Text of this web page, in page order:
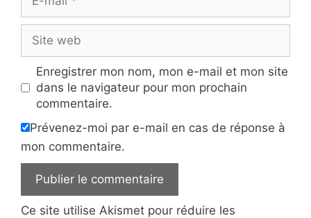
mail
web
Enregistrer mon nom, mon e-mail et mon site
dans le navigateur pour mon prochain
commentaire.
Prévenez-moi par e-mail en cas de réponse à
mon commentaire.
Ce site utilise Akismet pour réduire les